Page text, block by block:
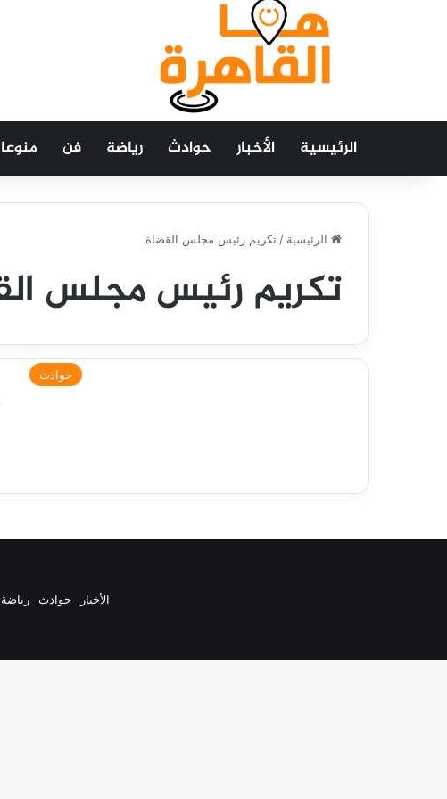
الرئيسية الأخبار حوادث رياضة فن
الرئيسية / تكريم رئيس مجلس القضاة
تكريم رئيس مجلس
حوادث
الأخبار
حوادث رياضة